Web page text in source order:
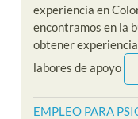
experiencia en
encontramos en la
obtener
labores de apoyo
EMPLEO PARA